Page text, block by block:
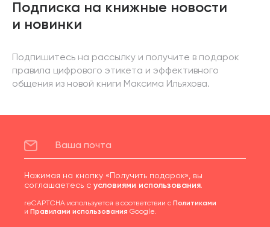
Подписка на книжные новости
и новинки
Подпишитесь на рассылку и получите в подарок
правила цифрового этикета и эффективного
общения из новой книги Максима Ильяхова.
Нажимая на кнопку «Получить подарок», вы
соглашаетесь с условиями использования.
reCAPTCHA используется в соответствии с Политиками
и Правилами использования Google.